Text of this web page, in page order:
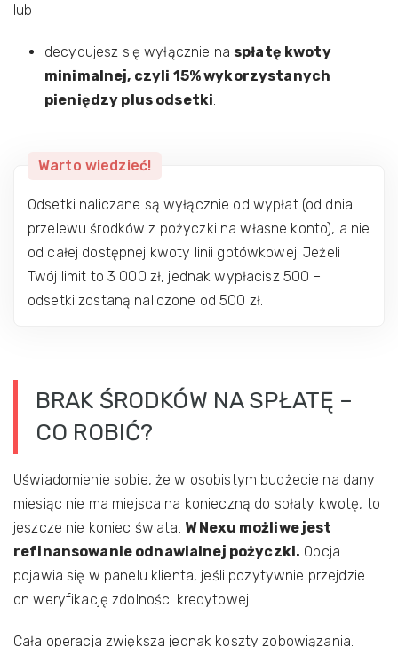
lub
decydujesz się wyłącznie na spłatę kwoty
minimalnej, czyli 15% wykorzystanych
pieniędzy plus odsetki.
Warto wiedzieć!
Odsetki naliczane są wyłącznie od wypłat (od dnia
przelewu środków z pożyczki na własne konto), a nie
od całej dostępnej kwoty linii gotówkowej. Jeżeli
Twój limit to 3 000 zł, jednak wypłacisz 500 –
odsetki zostaną naliczone od 500 zł.
BRAK ŚRODKÓW NA SPŁATĘ –
CO ROBIĆ?
Uświadomienie sobie, że w osobistym budżecie na dany
miesiąc nie ma miejsca na konieczną do spłaty kwotę, to
jeszcze nie koniec świata. W Nexu możliwe jest
refinansowanie odnawialnej pożyczki. Opcja
pojawia się w panelu klienta, jeśli pozytywnie przejdzie
on weryfikację zdolności kredytowej.
Cała operacja zwiększa jednak koszty zobowiązania.